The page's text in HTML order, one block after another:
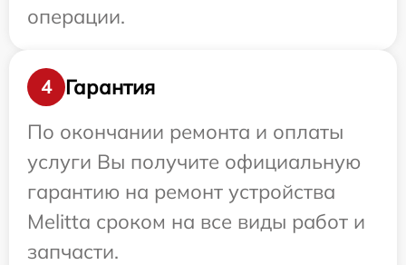
операции.
4
Гарантия
По окончании ремонта и оплаты
услуги Вы получите официальную
гарантию на ремонт устройства
Melitta сроком на все виды работ и
запчасти.